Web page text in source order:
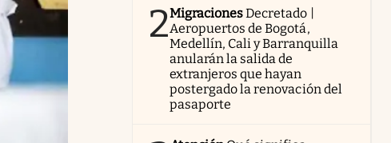
2MigracionesDecretado |
Aeropuertos de Bogotá,
Medellín, Cali y Barranquilla
anularán la salida de
extranjeros que hayan
postergado la renovación del
pasaporte